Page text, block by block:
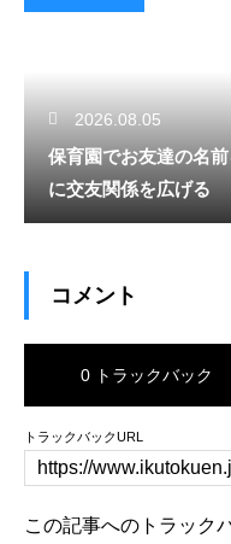
2026.08.05
保育園でお友達の名
に交友関係を広げる
コメント
0 トラックバック
トラックバックURL
この記事へのトラック